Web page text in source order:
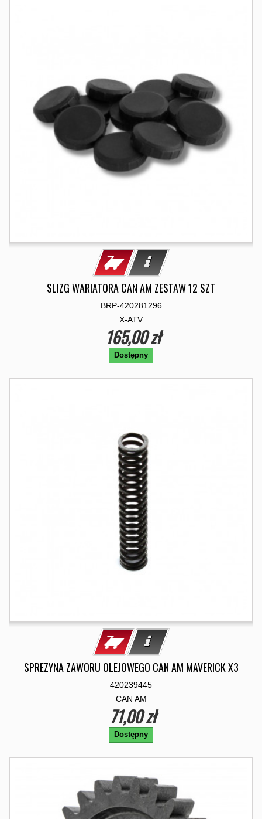
SLIZG WARIATORA CAN AM ZESTAW 12 SZT
BRP-420281296
X-ATV
165,00 zł
Dostępny
SPREZYNA ZAWORU OLEJOWEGO CAN AM MAVERICK X3
420239445
CAN AM
71,00 zł
Dostępny